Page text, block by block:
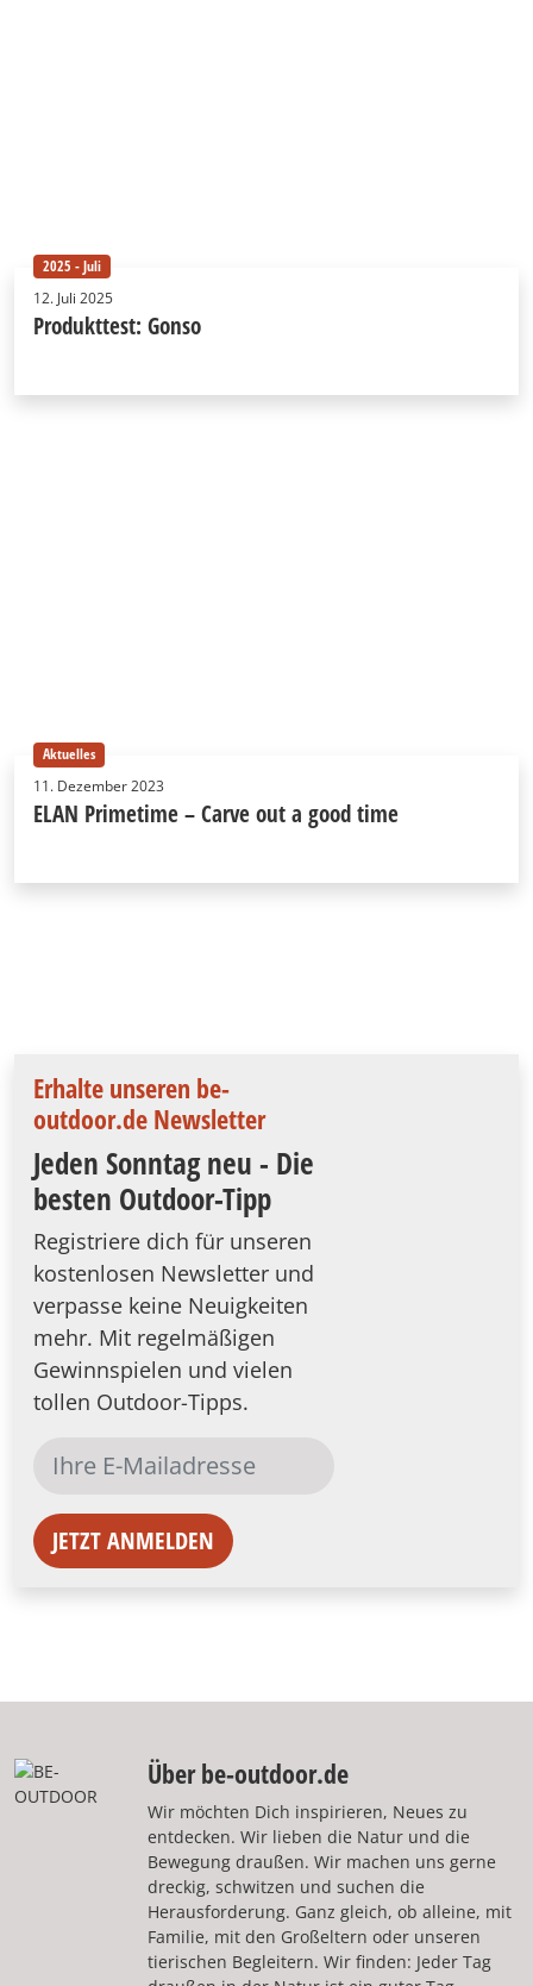
2025 - Juli
12. Juli 2025
Produkttest: Gonso
Aktuelles
11. Dezember 2023
ELAN Primetime – Carve out a good time
Erhalte unseren be-
outdoor.de Newsletter
Jeden Sonntag neu - Die
besten Outdoor-Tipp
Registriere dich für unseren
kostenlosen Newsletter und
verpasse keine Neuigkeiten
mehr. Mit regelmäßigen
Gewinnspielen und vielen
tollen Outdoor-Tipps.
JETZT ANMELDEN
Über be-outdoor.de
Wir möchten Dich inspirieren, Neues zu
entdecken. Wir lieben die Natur und die
Bewegung draußen. Wir machen uns gerne
dreckig, schwitzen und suchen die
Herausforderung. Ganz gleich, ob alleine, mit
Familie, mit den Großeltern oder unseren
tierischen Begleitern. Wir finden: Jeder Tag